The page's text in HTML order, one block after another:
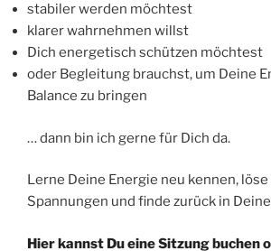
stabiler werden möchtest
klarer wahrnehmen willst
Dich energetisch schützen möchtest
oder Begleitung brauchst, um Deine
Balance zu bringen
… dann bin ich gerne für Dich da.
Lerne Deine Energie neu kennen, löse
Spannungen und finde zurück in
Hier kannst Du eine Sitzung buchen